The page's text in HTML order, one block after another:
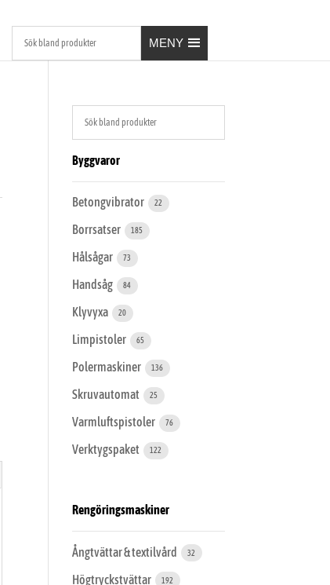
MENY
Byggvaror
Betongvibrator 22
Borrsatser 185
Hålsågar 73
Handsåg 84
Klyvyxa 20
Limpistoler 65
Polermaskiner 136
Skruvautomat 25
Varmluftspistoler 76
Verktygspaket 122
Rengöringsmaskiner
Ångtvättar & textilvård 32
Högtryckstvättar 192